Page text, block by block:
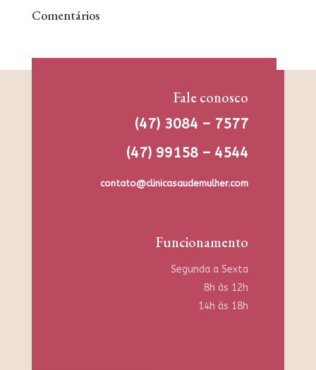
Comentários
Fale conosco
(47) 3084 – 7577
(47) 99158 – 4544
contato@clinicasaudemulher.com
Funcionamento
Segunda a Sexta
8h às 12h
14h às 18h